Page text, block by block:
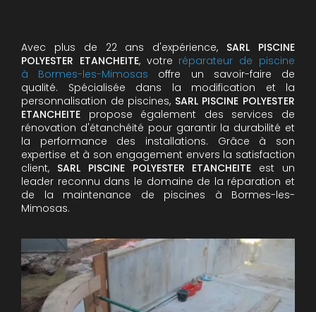
Avec plus de 22 ans d'expérience, SARL PISCINE
POLYESTER ETANCHEITE, votre réparateur de piscine
à Bormes-les-Mimosas offre un savoir-faire de
qualité. Spécialisée dans la modification et la
personnalisation de piscines, SARL PISCINE POLYESTER
ETANCHEITE propose également des services de
rénovation d'étanchéité pour garantir la durabilité et
la performance des installations. Grâce à son
expertise et à son engagement envers la satisfaction
client, SARL PISCINE POLYESTER ETANCHEITE est un
leader reconnu dans le domaine de la réparation et
de la maintenance de piscines à Bormes-les-
Mimosas.